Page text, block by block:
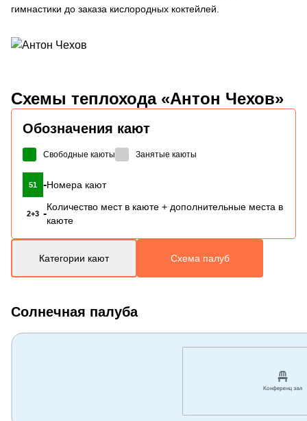
гимнастики до заказа кислородных коктейлей.
Схемы теплохода «Антон Чехов»
Обозначения кают
Свободные каюты Занятые каюты
51 -Номера кают
2+3 -
Количество мест в каюте + дополнительные места в
каюте
Категории кают Схема палуб
Солнечная палуба